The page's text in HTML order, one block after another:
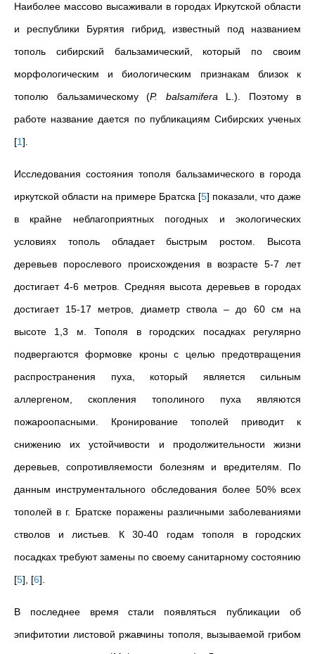
Наиболее массово высаживали в городах Иркутской области
и республики Бурятия гибрид, известный под названием
тополь сибирский бальзамический, который по своим
морфологическим и биологическим признакам близок к
тополю бальзамическому (P. balsamifera L.). Поэтому в
работе название дается по публикациям Сибирских ученых
[1]
Исследования состояния тополя бальзамического в города
иркутской области на примере Братска [5] показали, что даже
в крайне неблагоприятных погодных и экологических
условиях тополь обладает быстрым ростом. Высота
деревьев порослевого происхождения в возрасте 5-7 лет
достигает 4-6 метров. Средняя высота деревьев в городах
достигает 15-17 метров, диаметр ствола – до 60 см на
высоте 1,3 м. Тополя в городских посадках регулярно
подвергаются формовке кроны с целью предотвращения
распространения пуха, который является сильным
аллергеном, скопления тополиного пуха являются
пожароопасными. Кронирование тополей приводит к
снижению их устойчивости и продолжительности жизни
деревьев, сопротивляемости болезням и вредителям. По
данным инструментального обследования более 50% всех
тополей в г. Братске поражены различными заболеваниями
стволов и листьев. К 30-40 годам тополя в городских
посадках требуют замены по своему санитарному состоянию
[5] [6]
В последнее время стали появляться публикации об
эпифитотии листовой ржавчины тополя, вызываемой грибом